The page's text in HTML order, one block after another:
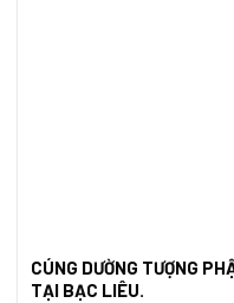
CÚNG DƯỜNG TƯỢNG
TẠI BẠC LIÊU.